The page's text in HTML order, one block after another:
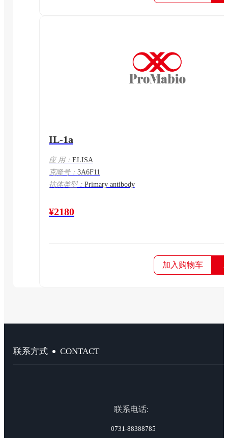
IL-1a
应 用： ELISA
克隆号： 3A6F11
抗体类型： Primary antibody
¥2180
加入购物车
联系方式 CONTACT
联系电话:
0731-88388785